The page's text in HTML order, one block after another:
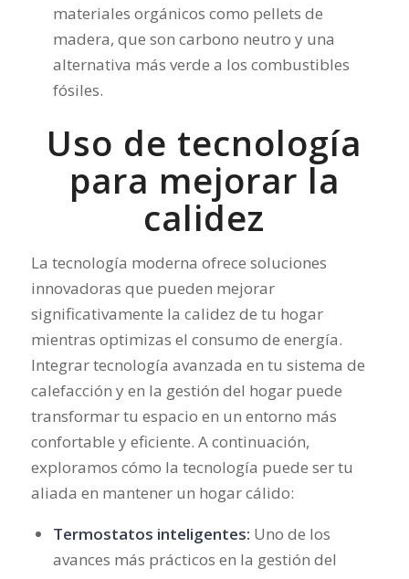
materiales orgánicos como pellets de
madera, que son carbono neutro y una
alternativa más verde a los combustibles
fósiles.
Uso de tecnología
para mejorar la
calidez
La tecnología moderna ofrece soluciones
innovadoras que pueden mejorar
significativamente la calidez de tu hogar
mientras optimizas el consumo de energía.
Integrar tecnología avanzada en tu sistema de
calefacción y en la gestión del hogar puede
transformar tu espacio en un entorno más
confortable y eficiente. A continuación,
exploramos cómo la tecnología puede ser tu
aliada en mantener un hogar cálido:
Termostatos inteligentes: Uno de los
avances más prácticos en la gestión del